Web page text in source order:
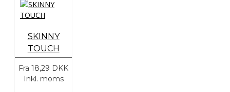
SKINNY
TOUCH
Fra 18,29 DKK
Inkl. moms